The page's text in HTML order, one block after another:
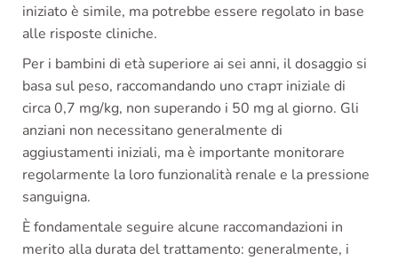
iniziato è simile, ma potrebbe essere regolato in base
alle risposte cliniche.
Per i bambini di età superiore ai sei anni, il dosaggio si
basa sul peso, raccomandando uno старт iniziale di
circa 0,7 mg/kg, non superando i 50 mg al giorno. Gli
anziani non necessitano generalmente di
aggiustamenti iniziali, ma è importante monitorare
regolarmente la loro funzionalità renale e la pressione
sanguigna.
È fondamentale seguire alcune raccomandazioni in
merito alla durata del trattamento: generalmente, i